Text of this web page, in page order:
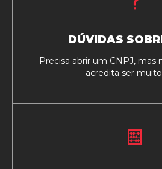
DÚVIDAS
Precisa abrir um CNPJ, mas
acredita ser